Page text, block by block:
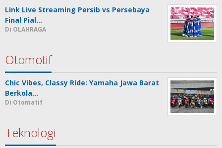
Link Live Streaming Persib vs Persebaya
Final Pial…
Di OLAHRAGA
Otomotif
Chic Vibes, Classy Ride: Yamaha Jawa Barat
Berkola…
Di Otomatif
Teknologi